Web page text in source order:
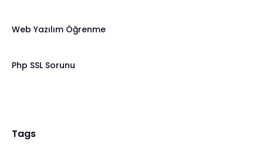
Web Yazılım Öğrenme
Php SSL Sorunu
Tags